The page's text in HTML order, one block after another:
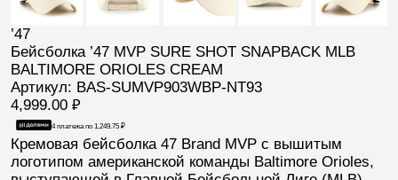
’47
Бейсболка ’47 MVP SURE SHOT SNAPBACK MLB
BALTIMORE ORIOLES CREAM
Артикул: BAS-SUMVP903WBP-NT93
4,999.00 ₽
4 платежа по 1,249.75 ₽
Кремовая бейсболка 47 Brand MVP с вышитым
логотипом американской команды Baltimore Orioles,